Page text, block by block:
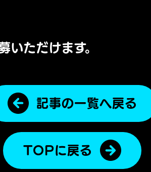
いただけます。
記事の一覧へ戻る
TOPに戻る